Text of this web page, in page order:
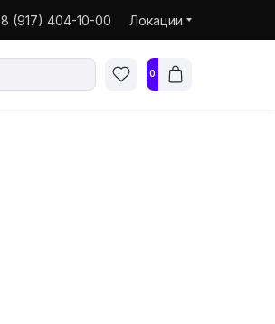
0
8 (917) 404-10-00 Локации